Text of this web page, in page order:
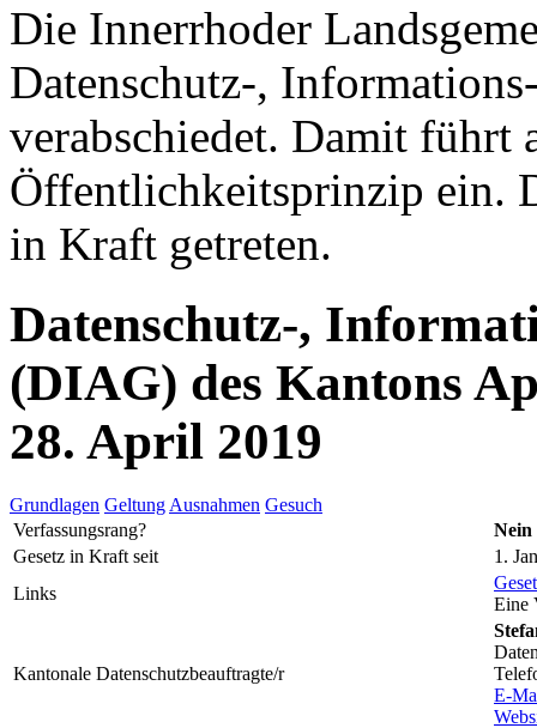
Die Innerrhoder
Datenschutz-,
verabschiedet. Damit führt
Öffentlichkeitsprinzip ein.
in Kraft getreten.
Datenschutz-,
(DIAG) des Kantons
28. April 2019
Grundlagen Geltung Ausnahmen Gesuch
Verfassungsrang?
Nein
Gesetz in Kraft seit
1.
Links
Eine
Kantonale Datenschutzbeauftragte/r
E-